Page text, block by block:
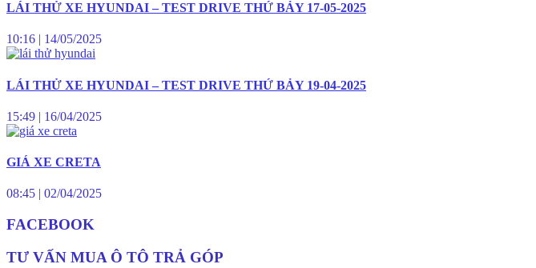
LÁI THỬ XE HYUNDAI – TEST DRIVE THỨ BẢY 17-05-2025
10:16 | 14/05/2025
LÁI THỬ XE HYUNDAI – TEST DRIVE THỨ BẢY 19-04-2025
15:49 | 16/04/2025
GIÁ XE CRETA
08:45 | 02/04/2025
FACEBOOK
TƯ VẤN MUA Ô TÔ TRẢ GÓP